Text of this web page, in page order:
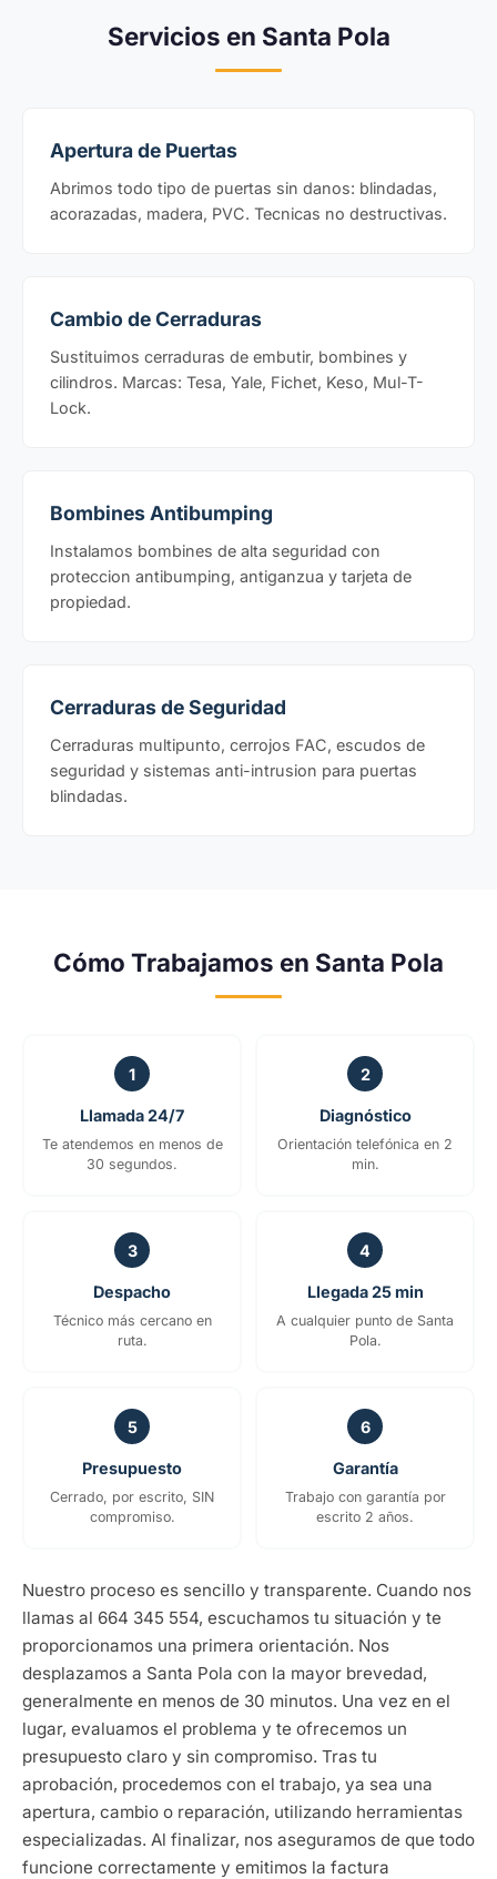
Servicios en Santa Pola
Apertura de Puertas
Abrimos todo tipo de puertas sin danos: blindadas,
acorazadas, madera, PVC. Tecnicas no destructivas.
Cambio de Cerraduras
Sustituimos cerraduras de embutir, bombines y
cilindros. Marcas: Tesa, Yale, Fichet, Keso, Mul-T-
Lock.
Bombines Antibumping
Instalamos bombines de alta seguridad con
proteccion antibumping, antiganzua y tarjeta de
propiedad.
Cerraduras de Seguridad
Cerraduras multipunto, cerrojos FAC, escudos de
seguridad y sistemas anti-intrusion para puertas
blindadas.
Cómo Trabajamos en Santa Pola
1
Llamada 24/7
Te atendemos en menos de
30 segundos.
2
Diagnóstico
Orientación telefónica en 2
min.
3
Despacho
Técnico más cercano en
ruta.
4
Llegada 25 min
A cualquier punto de Santa
Pola.
5
Presupuesto
Cerrado, por escrito, SIN
compromiso.
6
Garantía
Trabajo con garantía por
escrito 2 años.
Nuestro proceso es sencillo y transparente. Cuando nos
llamas al 664 345 554, escuchamos tu situación y te
proporcionamos una primera orientación. Nos
desplazamos a Santa Pola con la mayor brevedad,
generalmente en menos de 30 minutos. Una vez en el
lugar, evaluamos el problema y te ofrecemos un
presupuesto claro y sin compromiso. Tras tu
aprobación, procedemos con el trabajo, ya sea una
apertura, cambio o reparación, utilizando herramientas
especializadas. Al finalizar, nos aseguramos de que todo
funcione correctamente y emitimos la factura